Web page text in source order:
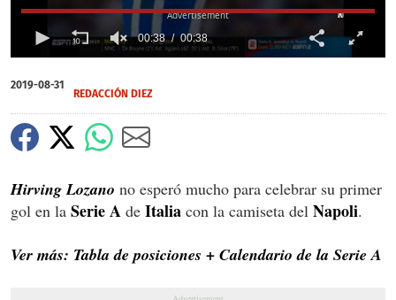
seconds
of
seconds
00:38 00:38
X
2019-08-31
REDACCIÓN DIEZ
Hirving Lozano no esperó mucho para celebrar su primer
gol en la Serie A de Italia con la camiseta del Napoli.
Ver más: Tabla de posiciones + Calendario de la Serie A